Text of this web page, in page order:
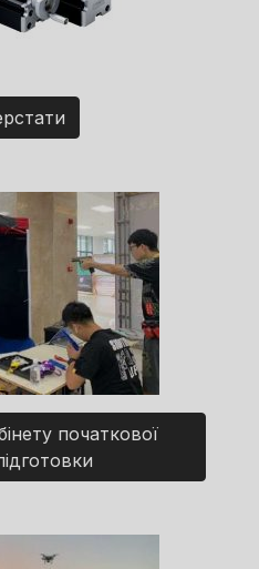
початкової